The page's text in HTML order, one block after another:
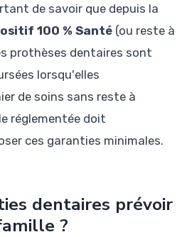
de savoir que depuis la
100 % Santé (ou reste à
prothèses dentaires sont
lorsqu'elles
de soins sans reste à
réglementée doit
ces garanties minimales.
dentaires prévoir
?